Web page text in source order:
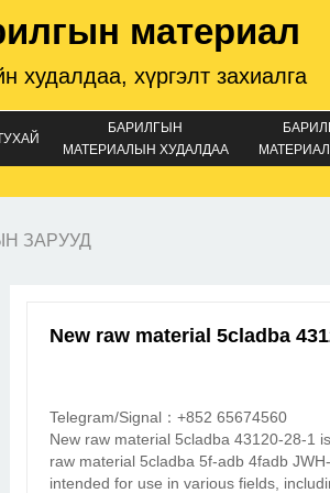
материал
худалдаа, хүргэлт захиалга
БАРИЛГЫН
МАТЕРИАЛЫН ХУДАЛДАА
ЗАРУУД
New raw material 5cladba
Telegram/Signal：+852 65674560
New raw material 5cladba 43120-28-1
raw material 5cladba 5f-adb 4fadb
intended for use in various fields,